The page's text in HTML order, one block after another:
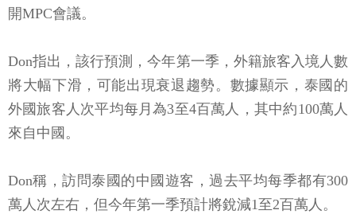
開MPC會議。
Don指出，該行預測，今年第一季，外籍旅客入境人數
將大幅下滑，可能出現衰退趨勢。數據顯示，泰國的
外國旅客人次平均每月為3至4百萬人，其中約100萬人
來自中國。
Don稱，訪問泰國的中國遊客，過去平均每季都有300
萬人次左右，但今年第一季預計將銳減1至2百萬人。